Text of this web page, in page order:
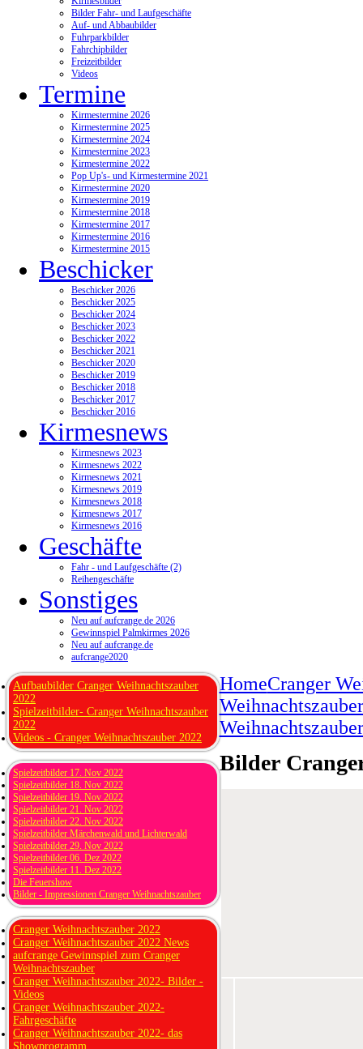
Bilder Fahr- und Laufgeschäfte
Auf- und Abbaubilder
Fuhrparkbilder
Fahrchipbilder
Freizeitbilder
Videos
Termine
Kirmestermine 2026
Kirmestermine 2025
Kirmestermine 2024
Kirmestermine 2023
Kirmestermine 2022
Pop Up's- und Kirmestermine 2021
Kirmestermine 2020
Kirmestermine 2019
Kirmestermine 2018
Kirmestermine 2017
Kirmestermine 2016
Kirmestermine 2015
Beschicker
Beschicker 2026
Beschicker 2025
Beschicker 2024
Beschicker 2023
Beschicker 2022
Beschicker 2021
Beschicker 2020
Beschicker 2019
Beschicker 2018
Beschicker 2017
Beschicker 2016
Kirmesnews
Kirmesnews 2023
Kirmesnews 2022
Kirmesnews 2021
Kirmesnews 2019
Kirmesnews 2018
Kirmesnews 2017
Kirmesnews 2016
Geschäfte
Fahr - und Laufgeschäfte (2)
Reihengeschäfte
Sonstiges
Neu auf aufcrange.de 2026
Gewinnspiel Palmkirmes 2026
Neu auf aufcrange.de
aufcrange2020
HomeCranger
Bilder
Aufbaubilder Cranger Weihnachtszauber
2022
Spielzeitbilder- Cranger Weihnachtszauber
2022
Videos - Cranger Weihnachtszauber 2022
Spielzeitbilder 17. Nov 2022
Spielzeitbilder 18. Nov 2022
Spielzeitbilder 19. Nov 2022
Spielzeitbilder 21. Nov 2022
Spielzeitbilder 22. Nov 2022
Spielzeitbilder Märchenwald und Lichterwald
Spielzeitbilder 29. Nov 2022
Spielzeitbilder 06. Dez 2022
Spielzeitbilder 11. Dez 2022
Die Feuershow
Bilder - Impressionen Cranger Weihnachtszauber
Cranger Weihnachtszauber 2022
Cranger Weihnachtszauber 2022 News
aufcrange Gewinnspiel zum Cranger
Weihnachtszauber
Cranger Weihnachtszauber 2022- Bilder -
Videos
Cranger Weihnachtszauber 2022-
Fahrgeschäfte
Cranger Weihnachtszauber 2022- das
Showprogramm